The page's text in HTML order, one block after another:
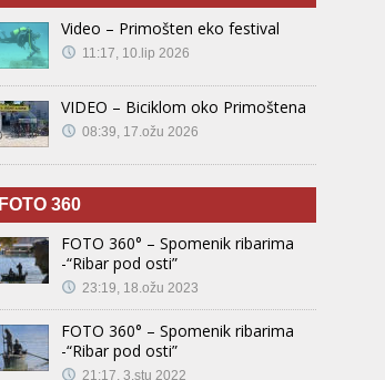
Video – Primošten eko festival
11:17, 10.lip 2026
VIDEO – Biciklom oko Primoštena
08:39, 17.ožu 2026
FOTO 360
FOTO 360° – Spomenik ribarima
-“Ribar pod osti”
23:19, 18.ožu 2023
FOTO 360° – Spomenik ribarima
-“Ribar pod osti”
21:17, 3.stu 2022